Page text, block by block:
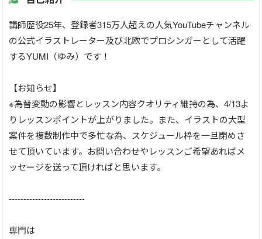
講師歴役25年、登録者315万人超えの人気YouTubeチャンネル
の公式イラストレーター及び北欧でプロシンガーとして活躍
するYUMI（ゆみ）です！
【お知らせ】
※為替変動の影響とレッスン内容クオリティ維持の為、4/13よ
りレッスンポイントが上がりました。また、イラストの大型
案件を複数制作中で多忙な為、スケジュール枠を一旦閉めさ
せて頂いています。お問い合わせやレッスンご希望あればメ
ッセージを送って頂ければと思います。
--------------------------
専門は